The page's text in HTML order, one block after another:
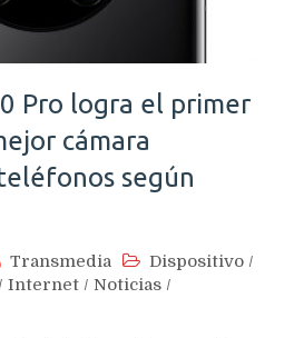
Pro logra el primer
cámara
según
Transmedia Dispositivo /
/ Internet / Noticias /